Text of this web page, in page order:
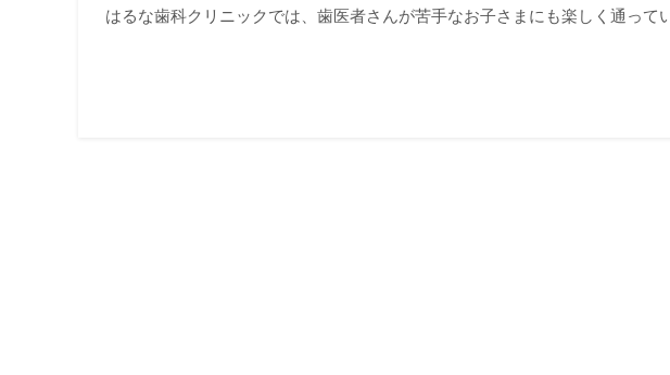
はるな歯科クリニックでは、歯医者さんが苦手なお子さまにも楽しく通って